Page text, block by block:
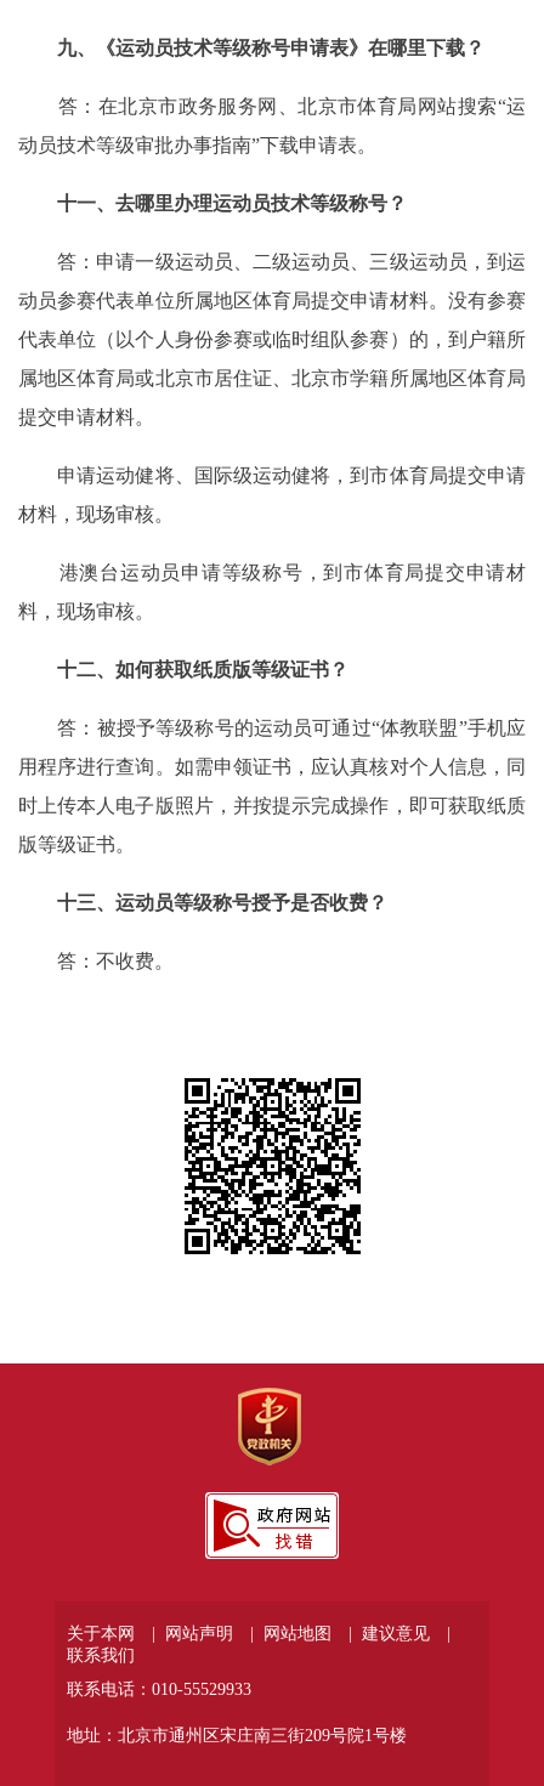
九、《运动员技术等级称号申请表》在哪里下载？
答：在北京市政务服务网、北京市体育局网站搜索“运
动员技术等级审批办事指南”下载申请表。
十一、去哪里办理运动员技术等级称号？
答：申请一级运动员、二级运动员、三级运动员，到运
动员参赛代表单位所属地区体育局提交申请材料。没有参赛
代表单位（以个人身份参赛或临时组队参赛）的，到户籍所
属地区体育局或北京市居住证、北京市学籍所属地区体育局
提交申请材料。
申请运动健将、国际级运动健将，到市体育局提交申请
材料，现场审核。
港澳台运动员申请等级称号，到市体育局提交申请材
料，现场审核。
十二、如何获取纸质版等级证书？
答：被授予等级称号的运动员可通过“体教联盟”手机应
用程序进行查询。如需申领证书，应认真核对个人信息，同
时上传本人电子版照片，并按提示完成操作，即可获取纸质
版等级证书。
十三、运动员等级称号授予是否收费？
答：不收费。
关于本网 | 网站声明 | 网站地图 |
建议意见 |
联系我们
联系电话：010-55529933
地址：北京市通州区宋庄南三街209号院1号楼